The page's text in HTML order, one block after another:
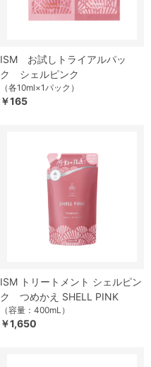
ISM お試しトライアルパッ
ク シェルピンク
（各10ml×1パック）
￥165
ISM トリートメント シェルピン
ク つめかえ SHELL PINK
（容量：400mL）
￥1,650